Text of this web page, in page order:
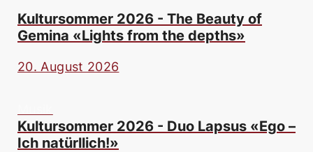
Kultursommer 2026 - The Beauty of
Gemina «Lights from the depths»
20. August 2026
Kultursommer 2026 - Duo Lapsus «Ego –
Ich natürllich!»